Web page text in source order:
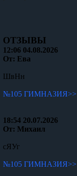
ОТЗЫВЫ
12:06 04.08.2026
От: Ева
ШвНн
№105 ГИМНАЗИЯ>>
18:54 20.07.2026
От: Михаил
сЯУг
№105 ГИМНАЗИЯ>>